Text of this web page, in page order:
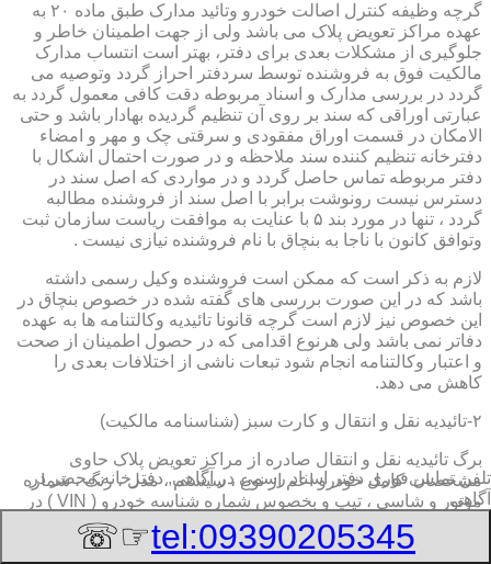
گرچه وظیفه کنترل اصالت خودرو وتائید مدارک طبق ماده ۲۰ به
عهده مراکز تعویض پلاک می باشد ولی از جهت اطمینان خاطر و
جلوگیری از مشکلات بعدی برای دفتر، بهتر است انتساب مدارک
مالکیت فوق به فروشنده توسط سردفتر احراز گردد وتوصیه می
گردد در بررسی مدارک و اسناد مربوطه دقت کافی معمول گردد به
عبارتی اوراقی که سند بر روی آن تنظیم گردیده بهادار باشد و حتی
الامکان در قسمت اوراق مفقودی و سرقتی چک و مهر و امضاء
دفترخانه تنظیم کننده سند ملاحظه و در صورت احتمال اشکال با
دفتر مربوطه تماس حاصل گردد و در مواردی که اصل سند در
دسترس نیست رونوشت برابر با اصل سند از فروشنده مطالبه
گردد ، تنها در مورد بند ۵ با عنایت به موافقت ریاست سازمان ثبت
وتوافق کانون با ناجا به بنچاق با نام فروشنده نیازی نیست .
لازم به ذکر است که ممکن است فروشنده وکیل رسمی داشته
باشد که در این صورت بررسی های گفته شده در خصوص بنچاق در
این خصوص نیز لازم است گرچه قانونا تائیدیه وکالتنامه ها به عهده
دفاتر نمی باشد ولی هرنوع اقدامی که در حصول اطمینان از صحت
و اعتبار وکالتنامه انجام شود تبعات ناشی از اختلافات بعدی را
کاهش می دهد.
۲-تائیدیه نقل و انتقال و کارت سبز (شناسنامه مالکیت)
برگ تائیدیه نقل و انتقال صادره از مراکز تعویض پلاک حاوی
مشخصات کامل خودرو اعم از نوع ، سیستم ، مدل ، رنگ ، شماره
موتور و شاسی ، تیپ و بخصوس شماره شناسه خودرو ( VIN ) در
صدر صفحه و مشخصات فروشنده و خریدار اعم از مشخصات
سجلی و شماره ملی و کدپستی و آدرس و شماره انتظامی
تلفن تماس فوری دفتر اسناد رسمی در آگاهی, دفترخانه,محضر در
آگاهی
tel:09390205345
☞☏